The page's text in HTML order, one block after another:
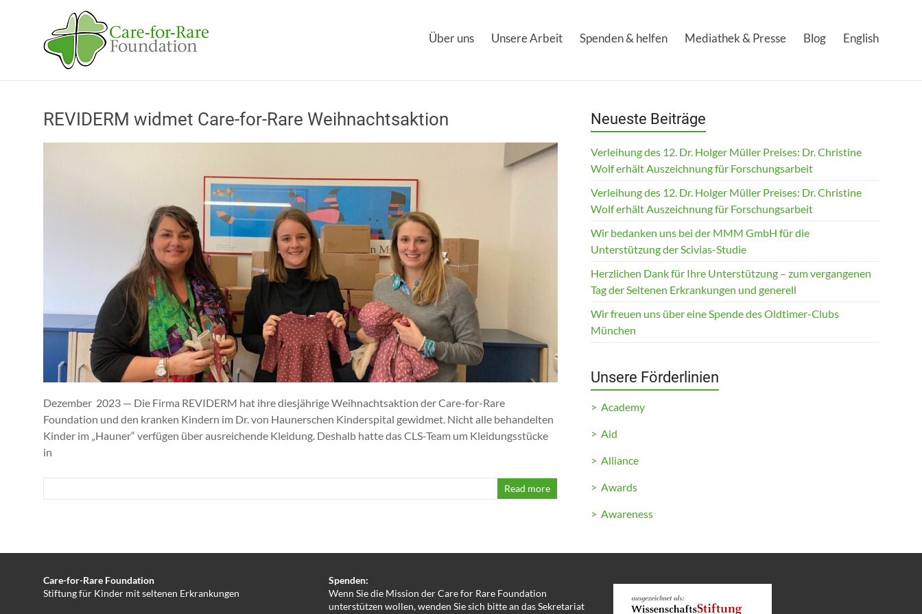
Care-
for-
Foundation
für
Erkrankungen
den
Waisen
Medizin
Über uns Unsere Arbeit Spenden & helfen Mediathek & Presse Blog English
REVIDERM widmet Care-for-Rare Weihnachtsaktion
Dezember 2023 — Die Firma REVIDERM hat ihre diesjährige Weihnachtsaktion der Care-for-Rare
Foundation und den kranken Kindern im Dr. von Haunerschen Kinderspital gewidmet. Nicht alle behandelten
Kinder im „Hauner“ verfügen über ausreichende Kleidung. Deshalb hatte das CLS-Team um Kleidungsstücke
in
Read more
Neueste Beiträge
Verleihung des 12. Dr. Holger Müller Preises: Dr. Christine
Wolf erhält Auszeichnung für Forschungsarbeit
Verleihung des 12. Dr. Holger Müller Preises: Dr. Christine
Wolf erhält Auszeichnung für Forschungsarbeit
Wir bedanken uns bei der MMM GmbH für die
Unterstützung der Scivias-Studie
Herzlichen Dank für Ihre Unterstützung – zum vergangenen
Tag der Seltenen Erkrankungen und generell
Wir freuen uns über eine Spende des Oldtimer-Clubs
München
Unsere Förderlinien
> Academy
> Aid
> Alliance
> Awards
> Awareness
Care-for-Rare Foundation
Stiftung für Kinder mit seltenen Erkrankungen
Spenden:
Wenn Sie die Mission der Care for Rare Foundation
unterstützen wollen, wenden Sie sich bitte an das Sekretariat